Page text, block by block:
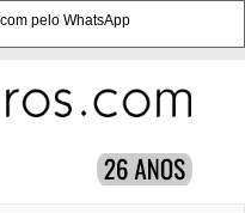
pelo WhatsApp